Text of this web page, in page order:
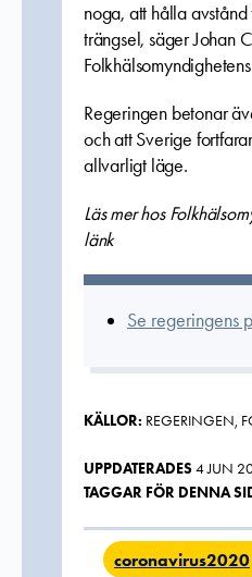
noga, att hålla
trängsel, säger Johan
Regeringen betonar
och att Sverige
allvarligt läge.
Läs mer hos
länk
Se regeringens
KÄLLOR: REGERINGEN,
UPPDATERADES4 JUN
TAGGAR FÖR DENNA
coronavirus2020